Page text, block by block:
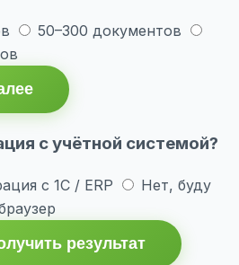
50–300 документов
с учётной системой?
с 1С / ERP
Нет, буду
результат